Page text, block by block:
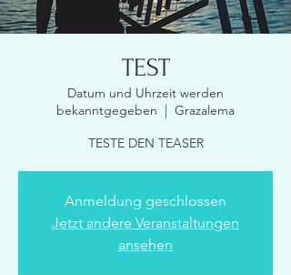
TEST
Datum und Uhrzeit werden
bekanntgegeben
  |
Grazalema
TESTE DEN TEASER
Anmeldung geschlossen
Jetzt andere Veranstaltungen
ansehen